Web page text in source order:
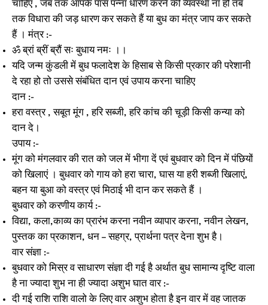
चाहिए , जब तक आपके पास पन्ना धारण करने की व्यवस्था ना हो तब
तक विधारा की जड़ धारण कर सकते हैं या बुध का मंत्र जाप कर सकते
हैं । मंत्र :-
ॐ ब्रां ब्रीं ब्रौं सः बुधाय नमः ।।
यदि जन्म कुंडली में बुध फलादेश के हिसाब से किसी प्रकार की परेशानी
दे रहा हो तो उससे संबंधित दान एवं उपाय करना चाहिए
दान :-
हरा वस्त्र , सबूत मूंग , हरि सब्जी, हरि कांच की चूड़ी किसी कन्या को
दान दे।
उपाय :-
मूंग को मंगलवार की रात को जल में भीगा दें एवं बुधवार को दिन में पंछियों
को खिलाएं । बुधवार को गाय को हरा चारा, घास या हरी शब्जी खिलाएं,
बहन या बुआ को वस्त्र एवं मिठाई भी दान कर सकते हैं ।
बुधवार को करणीय कार्य :-
विद्या, कला,काव्य का प्रारंभ करना नवीन व्यापार करना, नवीन लेखन,
पुस्तक का प्रकाशन, धन – सहग्र, प्रार्थना पत्र देना शुभ है।
वार संज्ञा :-
बुधवार को मिस्र व साधारण संज्ञा दी गई है अर्थात बुध सामान्य दृष्टि वाला
है ना ज्यादा शुभ ना ही ज्यादा अशुभ घात वार :-
दी गई राशि राशि वालो के लिए वार अशुभ होता है इन वार में वह जातक